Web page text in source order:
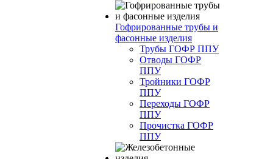
Гофрированные трубы и
фасонные изделия
Трубы ГОФР ППУ
Отводы ГОФР
ППУ
Тройники ГОФР
ППУ
Переходы ГОФР
ППУ
Прочистка ГОФР
ППУ